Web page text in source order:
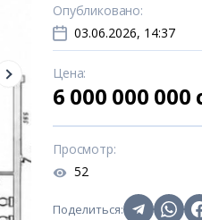
Опубликовано:
03.06.2026, 14:37
Цена:
6 000 000 000
Просмотр:
52
Поделиться: